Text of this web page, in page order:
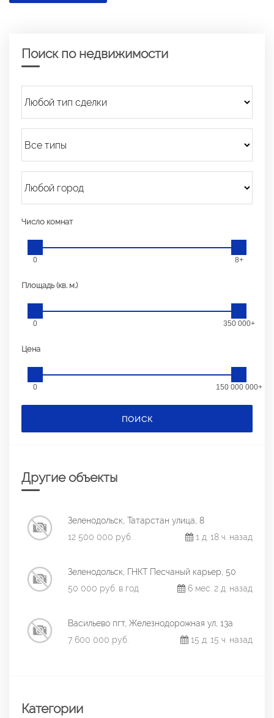
Поиск по недвижимости
Число комнат
0 8+
Площадь (кв. м.)
0 350 000+
Цена
0 150 000 000+
ПОИСК
Другие объекты
Зеленодольск, Татарстан улица, 8
12 500 000 руб.
1 д. 18 ч. назад
Зеленодольск, ГНКТ Песчаный карьер, 50
50 000 руб. в год
6 мес. 2 д. назад
Васильево пгт, Железнодорожная ул, 13а
7 600 000 руб.
15 д. 15 ч. назад
Категории